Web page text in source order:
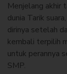
Menjelang akhir
dunia Tarik
dirinya setelah
kembali terpilih
untuk perannya
SMP.